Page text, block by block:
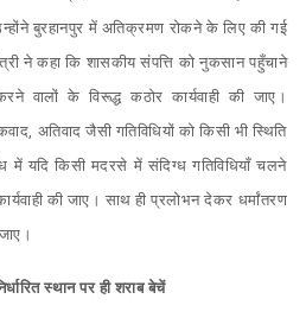
बुरहानपुर में अतिक्रमण रोकने के लिए की गई
ने कहा कि शासकीय संपत्ति को नुकसान पहुँचाने
वालों के विरूद्ध कठोर कार्यवाही की जाए।
अतिवाद जैसी गतिविधियों को किसी भी स्थिति
में यदि किसी मदरसे में संदिग्ध गतिविधियाँ चलने
की जाए। साथ ही प्रलोभन देकर धर्मांतरण
स्थान पर ही शराब बेचें